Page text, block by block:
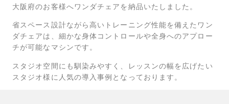
大阪府のお客様へワンダチェアを納品いたしました。
省スペース設計ながら高いトレーニング性能を備えたワン
ダチェアは、細かな身体コントロールや全身へのアプロー
チが可能なマシンです。
スタジオ空間にも馴染みやすく、レッスンの幅を広げたい
スタジオ様に人気の導入事例となっております。